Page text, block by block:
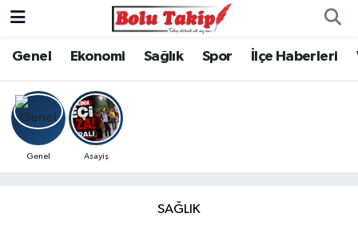
Genel Ekonomi Sağlık Spor İlçe Haberleri
Genel Asayiş
SAĞLIK